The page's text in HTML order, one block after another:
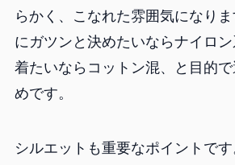
らかく、こなれた雰囲気になり
にガツンと決めたいならナイロ
着たいならコットン混、と目的
めです。
シルエットも重要なポイントで